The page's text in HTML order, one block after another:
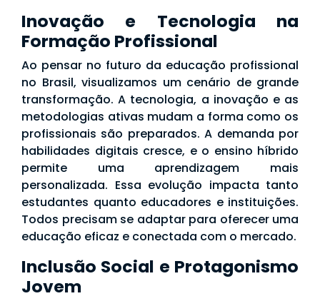
Inovação e Tecnologia na
Formação Profissional
Ao pensar no futuro da educação profissional
no Brasil, visualizamos um cenário de grande
transformação. A tecnologia, a inovação e as
metodologias ativas mudam a forma como os
profissionais são preparados. A demanda por
habilidades digitais cresce, e o ensino híbrido
permite uma aprendizagem mais
personalizada. Essa evolução impacta tanto
estudantes quanto educadores e instituições.
Todos precisam se adaptar para oferecer uma
educação eficaz e conectada com o mercado.
Inclusão Social e Protagonismo
Jovem